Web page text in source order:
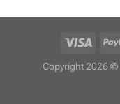
Copyright 2026 ©